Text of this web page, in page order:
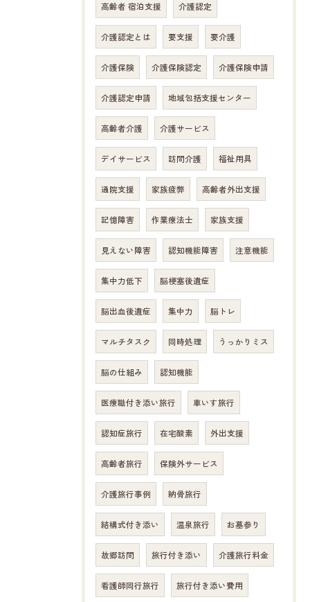
高齢者 宿泊支援 介護認定
介護認定とは 要支援 要介護
介護保険 介護保険認定 介護保険申請
介護認定申請 地域包括支援センター
高齢者介護 介護サービス
デイサービス 訪問介護 福祉用具
通院支援 家族疲弊 高齢者外出支援
記憶障害 作業療法士 家族支援
見えない障害 認知機能障害 注意機能
集中力低下 脳梗塞後遺症
脳出血後遺症 集中力 脳トレ
マルチタスク 同時処理 うっかりミス
脳の仕組み 認知機能
医療職付き添い旅行 車いす旅行
認知症旅行 在宅酸素 外出支援
高齢者旅行 保険外サービス
介護旅行事例 納骨旅行
結構式付き添い 温泉旅行 お墓参り
故郷訪問 旅行付き添い 介護旅行料金
看護師同行旅行 旅行付き添い費用
お問い合わせはこちら